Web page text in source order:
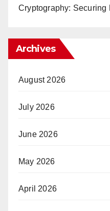
Cryptography:
Archives
August 2026
July 2026
June 2026
May 2026
April 2026